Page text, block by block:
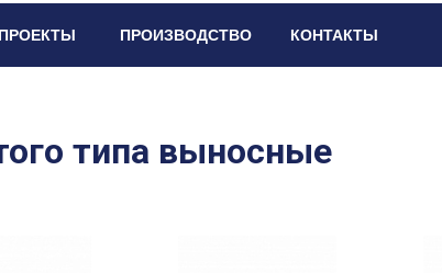
ПРОЕКТЫ ПРОИЗВОДСТВО КОНТАКТЫ
типа выносные